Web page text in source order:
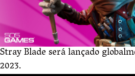
Stray Blade será lançado
2023.